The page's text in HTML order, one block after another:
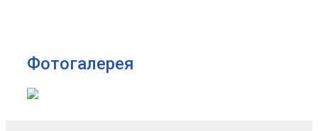
Фотогалерея